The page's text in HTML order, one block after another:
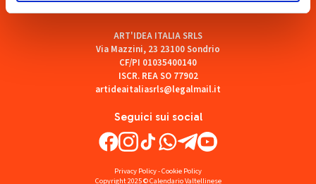
Seguici sui social
ART'IDEA ITALIA SRLS
Via Mazzini, 23 23100 Sondrio
CF/PI 01035400140
ISCR. REA SO 77902
artideaitaliasrls@legalmail.it
Privacy Policy-Cookie Policy
Copyright 2025 © Calendario Valtellinese